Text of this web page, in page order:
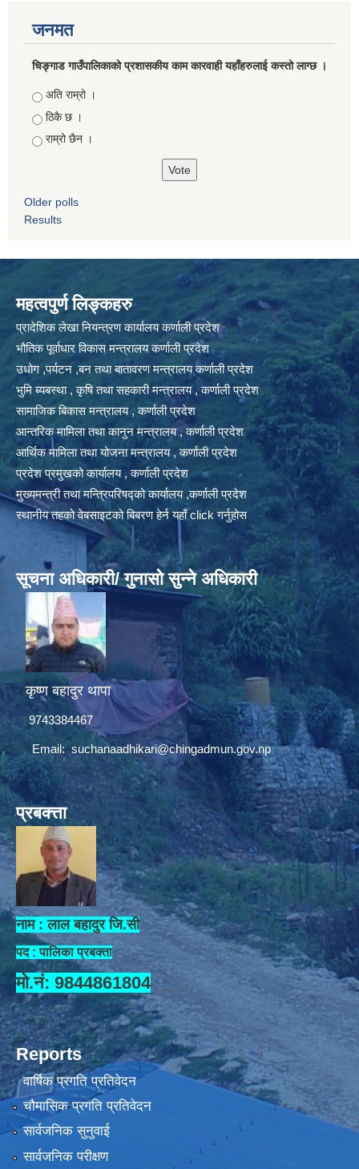
जनमत
चिङ्गाड गाउँपालिकाको प्रशासकीय काम कारवाही यहाँहरुलाई कस्तो लाग्छ ।
Choices
अति राम्रो ।
ठिकै छ ।
राम्रो छैन ।
Older polls
Results
महत्वपुर्ण लिङ्कहरु
प्रादेशिक लेखा नियन्त्रण कार्यालय कर्णाली प्रदेश
भौतिक पूर्वाधार विकास मन्त्रालय कर्णाली प्रदेश
उधोग ,पर्यटन ,बन तथा बातावरण मन्त्रालय कर्णाली प्रदेश
भुमि ब्यबस्था , कृषि तथा सहकारी मन्त्रालय , कर्णाली प्रदेश
सामाजिक बिकास मन्त्रालय , कर्णाली प्रदेश
आन्तरिक मामिला तथा कानुन मन्त्रालय , कर्णाली प्रदेश
आर्थिक मामिला तथा योजना मन्त्रालय , कर्णाली प्रदेश
प्रदेश प्रमुखको कार्यालय , कर्णाली प्रदेश
मुख्यमन्त्री तथा मन्त्रिपरिषद्को कार्यालय ,कर्णाली प्रदेश
स्थानीय तहको वेबसाइटको बिबरण हेर्न यहाँ click गर्नुहोस
सूचना अधिकारी/ गुनासो सुन्ने अधिकारी
कृष्ण बहादुर थापा
9743384467
Email:suchanaadhikari@chingadmun.gov.np
प्रबक्त्ता
नाम : लाल बहादुर जि.सी
पद : पालिका प्रबक्ता
मो.नं: 9844861804
Reports
वार्षिक प्रगति प्रतिवेदन
चौमासिक प्रगति प्रतिवेदन
सार्वजनिक सुनुवाई
सार्वजनिक परीक्षण